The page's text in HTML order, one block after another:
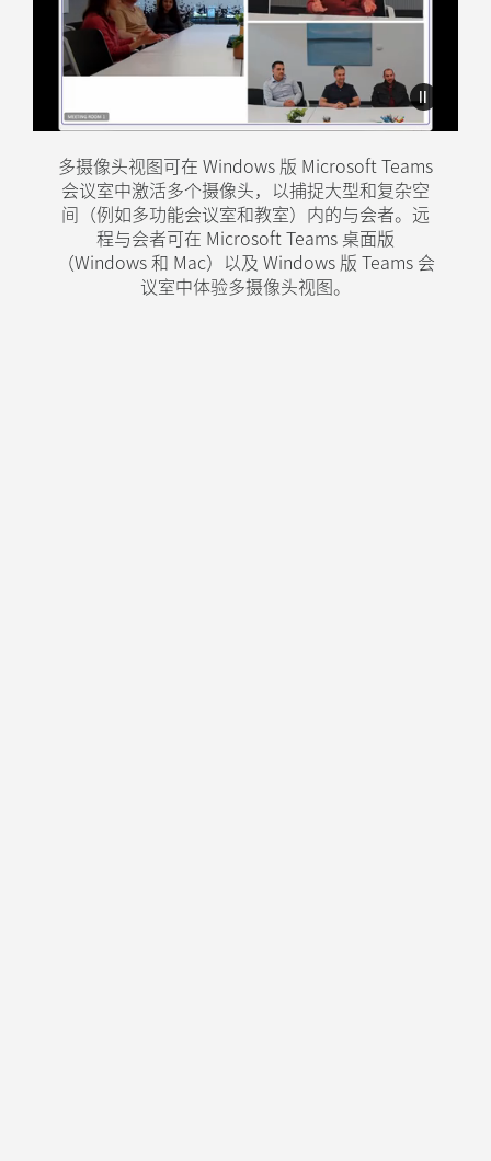
多摄像头视图可在 Windows 版 Microsoft Teams
会议室中激活多个摄像头，以捕捉大型和复杂空
间（例如多功能会议室和教室）内的与会者。远
程与会者可在 Microsoft Teams 桌面版
（Windows 和 Mac）以及 Windows 版 Teams 会
议室中体验多摄像头视图。
智能导播旨在通过打造包容性的混合会议环境，
支持灵活的沟通方式。这项适用于 Windows 的
Zoom Rooms 功能，可在画廊视图中为会议室内
每位与会者提供独立空间，确保其在会议中获得
与其他与会者同等的可见性和发言权。